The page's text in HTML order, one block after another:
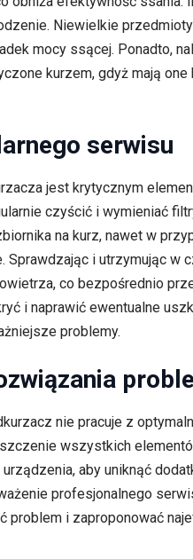
Niewielkie
mocy ssącej. Ponadto,
kurzem, gdyż mają
serwisu
jest krytycznym
czyścić i wymieniać
na kurz, nawet w
Sprawdzając i utrzymując w
co bezpośrednio
i naprawić ewentualne
problemy.
nie pracuje z
wszystkich
aby uniknąć
profesjonalnego
problem i zaproponować